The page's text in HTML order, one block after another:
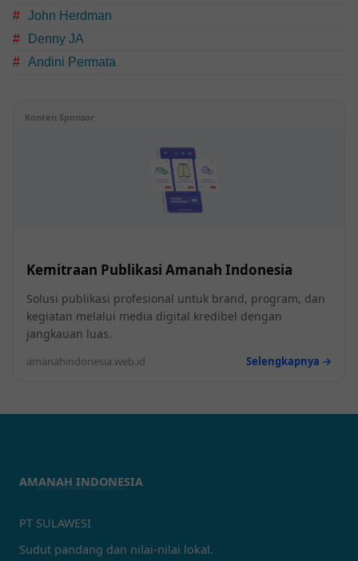
John Herdman
Denny JA
Andini Permata
Konten Sponsor
Kemitraan Publikasi Amanah Indonesia
Solusi publikasi profesional untuk brand, program, dan
kegiatan melalui media digital kredibel dengan
jangkauan luas.
amanahindonesia.web.id Selengkapnya →
AMANAH INDONESIA
PT SULAWESI
Sudut pandang dan nilai-nilai lokal.